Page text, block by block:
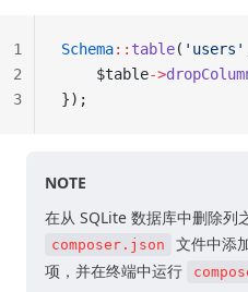
Schema:: table( 'users'
    $table
->
});
1
2
3
NOTE
在从 SQLite 数据库中删除列
composer.json 文件中添
项，并在终端中运行